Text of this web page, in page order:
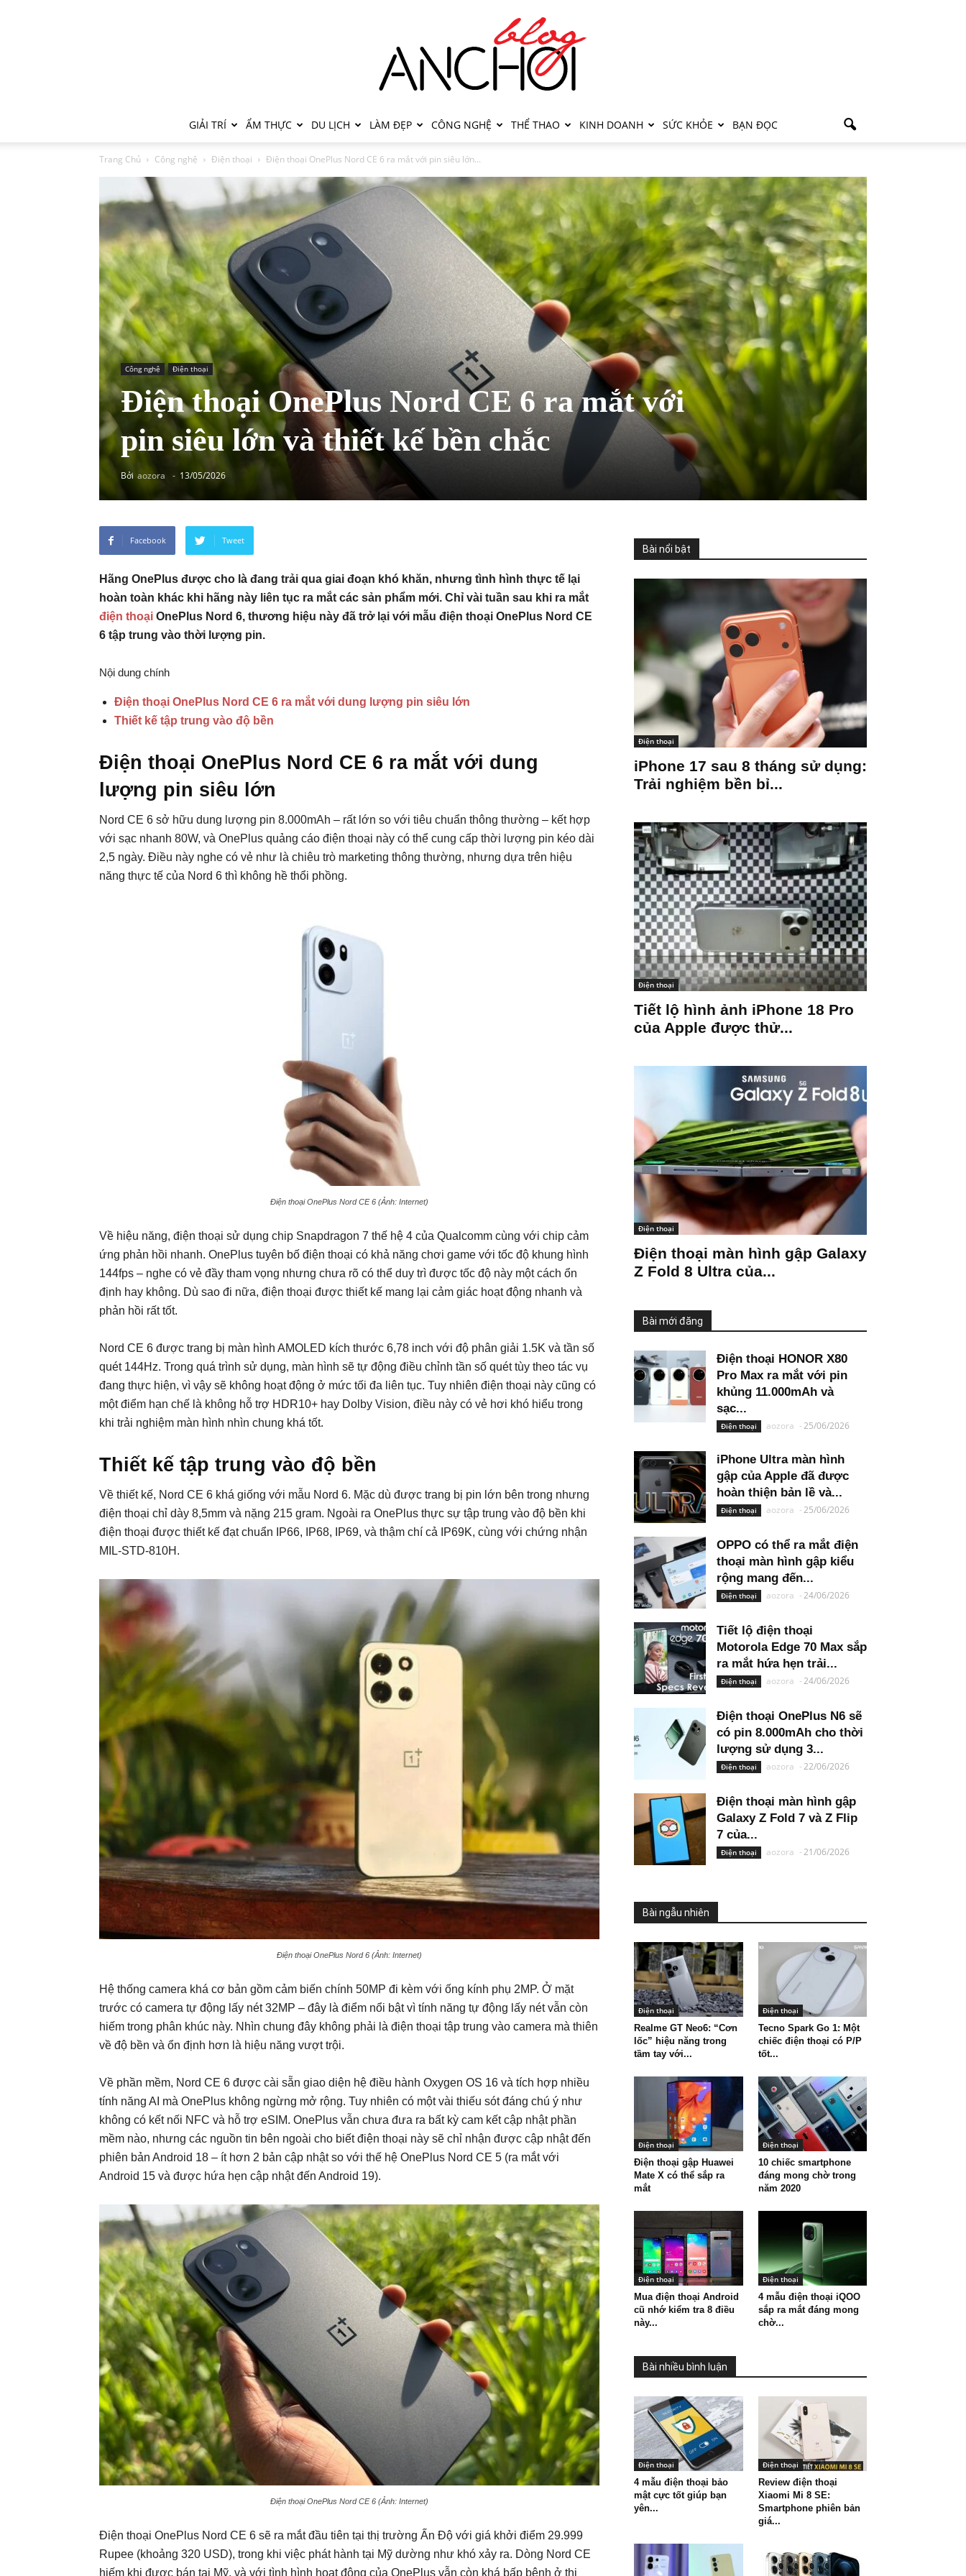
GIẢI TRÍ ẨM THỰC DU LỊCH LÀM ĐẸP CÔNG NGHỆ THỂ THAO KINH DOANH SỨC KHỎE BẠN ĐỌC
Trang Chủ Công nghệ Điện thoại Điện thoại OnePlus Nord CE 6 ra mắt với pin siêu lớn...
Công nghệ Điện thoại
Điện thoại OnePlus Nord CE 6 ra mắt với
pin siêu lớn và thiết kế bền chắc
Bởi aozora - 13/05/2026
Facebook Tweet
Hãng OnePlus được cho là đang trải qua giai đoạn khó khăn, nhưng tình hình thực tế lại
hoàn toàn khác khi hãng này liên tục ra mắt các sản phẩm mới. Chỉ vài tuần sau khi ra mắt
điện thoại OnePlus Nord 6, thương hiệu này đã trở lại với mẫu điện thoại OnePlus Nord CE
6 tập trung vào thời lượng pin.
Nội dung chính
Điện thoại OnePlus Nord CE 6 ra mắt với dung lượng pin siêu lớn
Thiết kế tập trung vào độ bền
Điện thoại OnePlus Nord CE 6 ra mắt với dung
lượng pin siêu lớn
Nord CE 6 sở hữu dung lượng pin 8.000mAh – rất lớn so với tiêu chuẩn thông thường – kết hợp
với sạc nhanh 80W, và OnePlus quảng cáo điện thoại này có thể cung cấp thời lượng pin kéo dài
2,5 ngày. Điều này nghe có vẻ như là chiêu trò marketing thông thường, nhưng dựa trên hiệu
năng thực tế của Nord 6 thì không hề thổi phồng.
Điện thoại OnePlus Nord CE 6 (Ảnh: Internet)
Về hiệu năng, điện thoại sử dụng chip Snapdragon 7 thế hệ 4 của Qualcomm cùng với chip cảm
ứng phản hồi nhanh. OnePlus tuyên bố điện thoại có khả năng chơi game với tốc độ khung hình
144fps – nghe có vẻ đầy tham vọng nhưng chưa rõ có thể duy trì được tốc độ này một cách ổn
định hay không. Dù sao đi nữa, điện thoại được thiết kế mang lại cảm giác hoạt động nhanh và
phản hồi rất tốt.
Nord CE 6 được trang bị màn hình AMOLED kích thước 6,78 inch với độ phân giải 1.5K và tần số
quét 144Hz. Trong quá trình sử dụng, màn hình sẽ tự động điều chỉnh tần số quét tùy theo tác vụ
đang thực hiện, vì vậy sẽ không hoạt động ở mức tối đa liên tục. Tuy nhiên điện thoại này cũng có
một điểm hạn chế là không hỗ trợ HDR10+ hay Dolby Vision, điều này có vẻ hơi khó hiểu trong
khi trải nghiệm màn hình nhìn chung khá tốt.
Thiết kế tập trung vào độ bền
Về thiết kế, Nord CE 6 khá giống với mẫu Nord 6. Mặc dù được trang bị pin lớn bên trong nhưng
điện thoại chỉ dày 8,5mm và nặng 215 gram. Ngoài ra OnePlus thực sự tập trung vào độ bền khi
điện thoại được thiết kế đạt chuẩn IP66, IP68, IP69, và thậm chí cả IP69K, cùng với chứng nhận
MIL-STD-810H.
Điện thoại OnePlus Nord 6 (Ảnh: Internet)
Hệ thống camera khá cơ bản gồm cảm biến chính 50MP đi kèm với ống kính phụ 2MP. Ở mặt
trước có camera tự động lấy nét 32MP – đây là điểm nổi bật vì tính năng tự động lấy nét vẫn còn
hiếm trong phân khúc này. Nhìn chung đây không phải là điện thoại tập trung vào camera mà thiên
về độ bền và ổn định hơn là hiệu năng vượt trội.
Về phần mềm, Nord CE 6 được cài sẵn giao diện hệ điều hành Oxygen OS 16 và tích hợp nhiều
tính năng AI mà OnePlus không ngừng mở rộng. Tuy nhiên có một vài thiếu sót đáng chú ý như
không có kết nối NFC và hỗ trợ eSIM. OnePlus vẫn chưa đưa ra bất kỳ cam kết cập nhật phần
mềm nào, nhưng các nguồn tin bên ngoài cho biết điện thoại này sẽ chỉ nhận được cập nhật đến
phiên bản Android 18 – ít hơn 2 bản cập nhật so với thế hệ OnePlus Nord CE 5 (ra mắt với
Android 15 và được hứa hẹn cập nhật đến Android 19).
Điện thoại OnePlus Nord CE 6 (Ảnh: Internet)
Điện thoại OnePlus Nord CE 6 sẽ ra mắt đầu tiên tại thị trường Ấn Độ với giá khởi điểm 29.999
Rupee (khoảng 320 USD), trong khi việc phát hành tại Mỹ dường như khó xảy ra. Dòng Nord CE
hiếm khi được bán tại Mỹ, và với tình hình hoạt động của OnePlus vẫn còn khá bấp bênh ở thị
Bài nổi bật
Điện thoại
iPhone 17 sau 8 tháng sử dụng:
Trải nghiệm bền bỉ...
Điện thoại
Tiết lộ hình ảnh iPhone 18 Pro
của Apple được thử...
Điện thoại
Điện thoại màn hình gập Galaxy
Z Fold 8 Ultra của...
Bài mới đăng
Điện thoại HONOR X80
Pro Max ra mắt với pin
khủng 11.000mAh và
sạc...
Điện thoại aozora -25/06/2026
iPhone Ultra màn hình
gập của Apple đã được
hoàn thiện bản lề và...
Điện thoại aozora -25/06/2026
OPPO có thể ra mắt điện
thoại màn hình gập kiểu
rộng mang đến...
Điện thoại aozora -24/06/2026
Tiết lộ điện thoại
Motorola Edge 70 Max sắp
ra mắt hứa hẹn trải...
Điện thoại aozora -24/06/2026
Điện thoại OnePlus N6 sẽ
có pin 8.000mAh cho thời
lượng sử dụng 3...
Điện thoại aozora -22/06/2026
Điện thoại màn hình gập
Galaxy Z Fold 7 và Z Flip
7 của...
Điện thoại aozora -21/06/2026
Bài ngẫu nhiên
Điện thoại
Realme GT Neo6: “Cơn
lốc” hiệu năng trong
tầm tay với...
Điện thoại
Tecno Spark Go 1: Một
chiếc điện thoại có P/P
tốt...
Điện thoại
Điện thoại gập Huawei
Mate X có thể sắp ra
mắt
Điện thoại
10 chiếc smartphone
đáng mong chờ trong
năm 2020
Điện thoại
Mua điện thoại Android
cũ nhớ kiểm tra 8 điều
này...
Điện thoại
4 mẫu điện thoại iQOO
sắp ra mắt đáng mong
chờ...
Bài nhiều bình luận
Điện thoại
4 mẫu điện thoại bảo
mật cực tốt giúp bạn
yên...
Điện thoại
Review điện thoại
Xiaomi Mi 8 SE:
Smartphone phiên bản
giá...